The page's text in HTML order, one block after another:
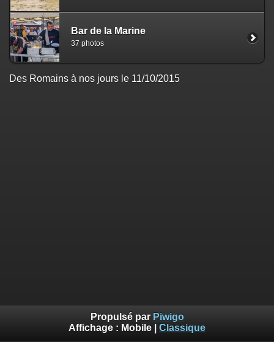
Bar de la Marine
37 photos
Des Romains à nos jours le 11/10/2015
Propulsé par Piwigo
Affichage : Mobile Classique